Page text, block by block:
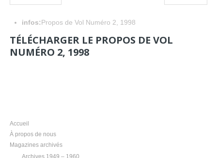
infos:Propos de Vol Numéro 2, 1998
TÉLÉCHARGER LE PROPOS DE VOL
NUMÉRO 2, 1998
Accueil
À propos de nous
Magazines archivés
Archives 1949 – 1960